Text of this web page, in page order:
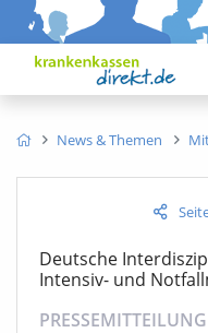
News & Themen
Deutsche
Intensiv- und
PRESSEMITTEILUNG